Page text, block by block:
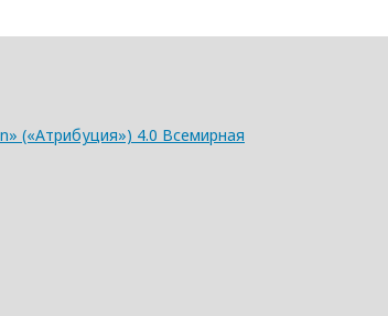
(«Атрибуция») 4.0 Всемирная